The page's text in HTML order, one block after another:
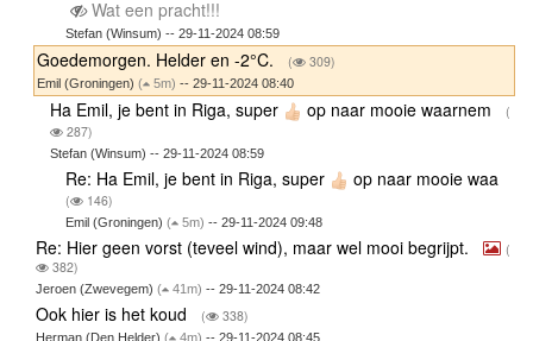
Wat een pracht!!!
Stefan (Winsum) -- 29-11-2024 08:59
Goedemorgen. Helder en -2°C. ( 309)
Emil (Groningen) ( 5m) -- 29-11-2024 08:40
Ha Emil, je bent in Riga, super op naar mooie waarnem
(
287)
Stefan (Winsum) -- 29-11-2024 08:59
Re: Ha Emil, je bent in Riga, super op naar mooie waa
( 146)
Emil (Groningen) ( 5m) -- 29-11-2024 09:48
Re: Hier geen vorst (teveel wind), maar wel mooi begrijpt.
(
382)
Jeroen (Zwevegem) ( 41m) -- 29-11-2024 08:42
Ook hier is het koud ( 338)
Herman (Den Helder) ( 4m) -- 29-11-2024 08:45